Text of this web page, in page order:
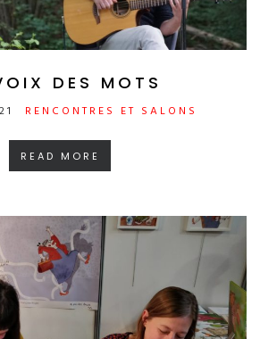
DES MOTS
RENCONTRES ET SALONS
READ MORE